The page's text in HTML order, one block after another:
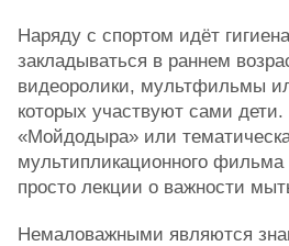
Наряду с спортом идёт
закладываться в раннем
видеоролики, мультфильмы
которых участвуют сами
«Мойдодыра» или
мультипликационного
просто лекции о важности
Немаловажными являются